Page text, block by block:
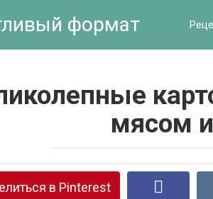
формат
мясом
в Pinterest